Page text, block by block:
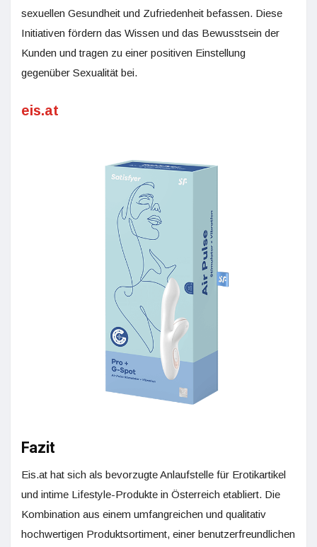
sexuellen Gesundheit und Zufriedenheit befassen. Diese
Initiativen fördern das Wissen und das Bewusstsein der
Kunden und tragen zu einer positiven Einstellung
gegenüber Sexualität bei.
eis.at
Fazit
Eis.at hat sich als bevorzugte Anlaufstelle für Erotikartikel
und intime Lifestyle-Produkte in Österreich etabliert. Die
Kombination aus einem umfangreichen und qualitativ
hochwertigen Produktsortiment, einer benutzerfreundlichen